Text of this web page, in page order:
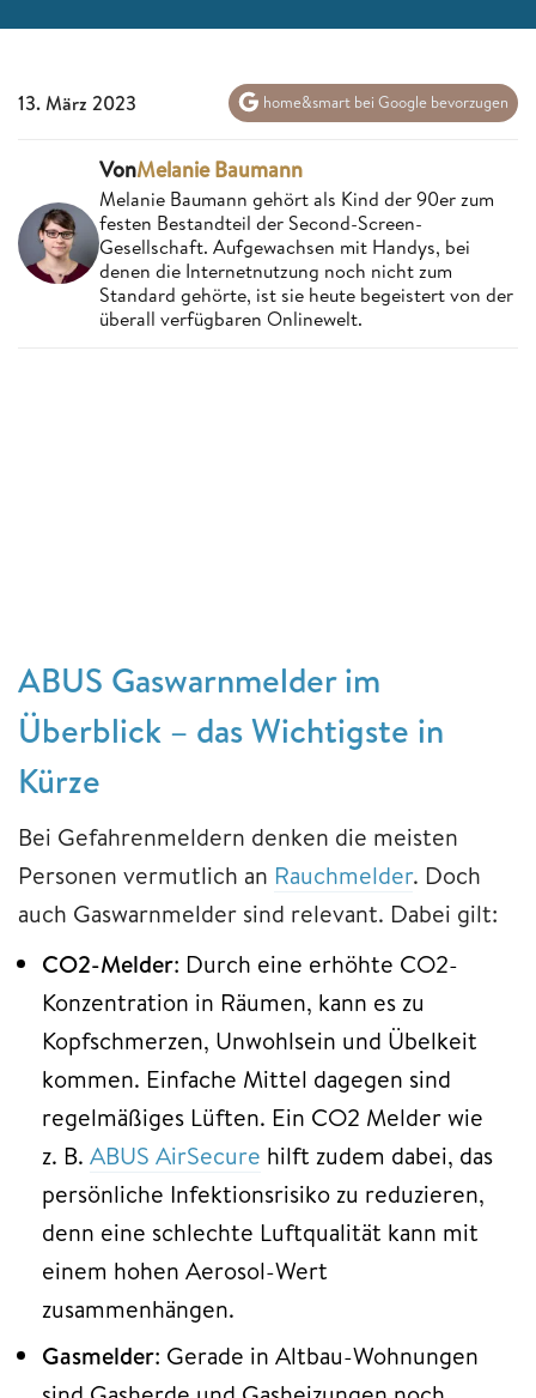
13. März 2023 home&smart bei Google bevorzugen
VonMelanie Baumann
Melanie Baumann gehört als Kind der 90er zum
festen Bestandteil der Second-Screen-
Gesellschaft. Aufgewachsen mit Handys, bei
denen die Internetnutzung noch nicht zum
Standard gehörte, ist sie heute begeistert von der
überall verfügbaren Onlinewelt.
ABUS Gaswarnmelder im
Überblick – das Wichtigste in
Kürze
Bei Gefahrenmeldern denken die meisten
Personen vermutlich an Rauchmelder. Doch
auch Gaswarnmelder sind relevant. Dabei gilt:
CO2-Melder: Durch eine erhöhte CO2-
Konzentration in Räumen, kann es zu
Kopfschmerzen, Unwohlsein und Übelkeit
kommen. Einfache Mittel dagegen sind
regelmäßiges Lüften. Ein CO2 Melder wie
z. B. ABUS AirSecure hilft zudem dabei, das
persönliche Infektionsrisiko zu reduzieren,
denn eine schlechte Luftqualität kann mit
einem hohen Aerosol-Wert
zusammenhängen.
Gasmelder: Gerade in Altbau-Wohnungen